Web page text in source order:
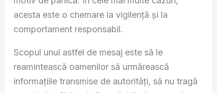
acesta este o chemare la vigilență și la
comportament responsabil.
Scopul unui astfel de mesaj este să le
reamintească oamenilor să urmărească
informațiile transmise de autorități, să nu tragă